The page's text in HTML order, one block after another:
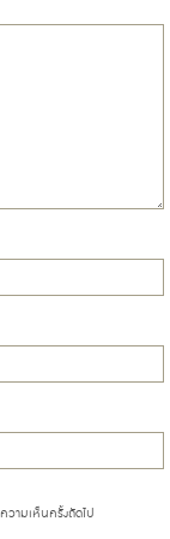
วามเห็นครั้งถัดไป